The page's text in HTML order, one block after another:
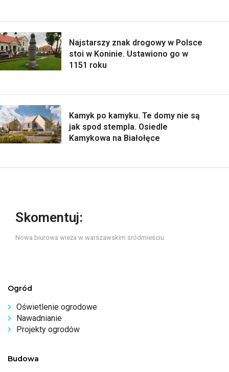
Najstarszy znak drogowy w Polsce
stoi w Koninie. Ustawiono go w
1151 roku
Kamyk po kamyku. Te domy nie są
jak spod stempla. Osiedle
Kamykowa na Białołęce
Skomentuj:
Nowa biurowa wieża w warszawskim śródmieściu
Ogród
Oświetlenie ogrodowe
Nawadnianie
Projekty ogrodów
Budowa